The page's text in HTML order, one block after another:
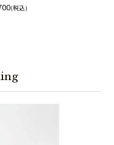
(税込)